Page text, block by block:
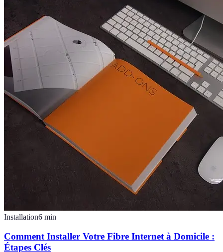
Installation6 min
Comment Installer Votre Fibre Internet à Domicile :
Étapes Clés